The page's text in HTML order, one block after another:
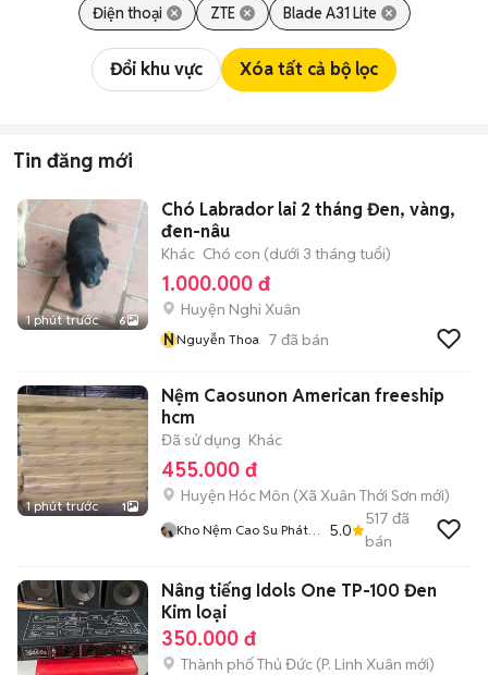
Điện thoại ZTE Blade A31 Lite
Đổi khu vực Xóa tất cả bộ lọc
Tin đăng mới
1 phút trước 6
Chó Labrador lai 2 tháng Đen, vàng,
đen-nâu
Khác Chó con (dưới 3 tháng tuổi)
1.000.000 đ
Huyện Nghi Xuân
NNguyễn Thoa 7 đã bán
1 phút trước 1
Nệm Caosunon American freeship
hcm
Đã sử dụng Khác
455.000 đ
Huyện Hóc Môn (Xã Xuân Thới Sơn mới)
Kho Nệm Cao Su Phát
5.0
517 đã
bán
Nâng tiếng Idols One TP-100 Đen
Kim loại
350.000 đ
Thành phố Thủ Đức (P. Linh Xuân mới)